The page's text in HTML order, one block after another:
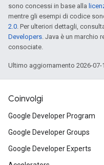
sono concessi in base alla
mentre gli esempi di codice
2.0. Per ulteriori dettagli,
Developers. Java è un marchio
consociate.
Ultimo aggiornamento 2026-07-
Coinvolgi
Google Developer Program
Google Developer Groups
Google Developer Experts